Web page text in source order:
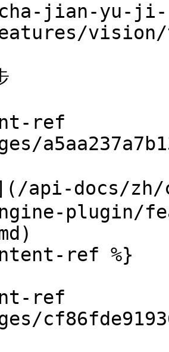
jian-yu-ji-
ref
](/api-docs/
plugin/
ref %}
ref